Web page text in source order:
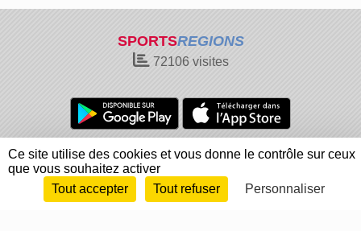
SPORTSREGIONS
72106visites
Charte cookies
Gestion des cookies
Informations légales
Signaler un contenu inapproprié
Envie de participer ?
Connexion
Ce site utilise des cookies et vous donne le contrôle sur ceux
que vous souhaitez activer
Tout accepter
Tout refuser Personnaliser